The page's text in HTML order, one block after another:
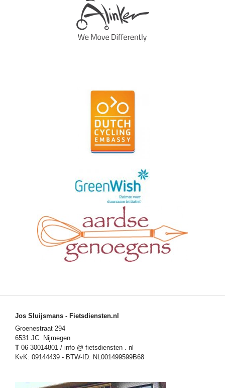
Jos Sluijsmans - Fietsdiensten.nl
Groenestraat 294
6531 JC Nijmegen
T 06 30014801 / info @ fietsdiensten . nl
KvK: 09144439 - BTW-ID: NL001499599B68